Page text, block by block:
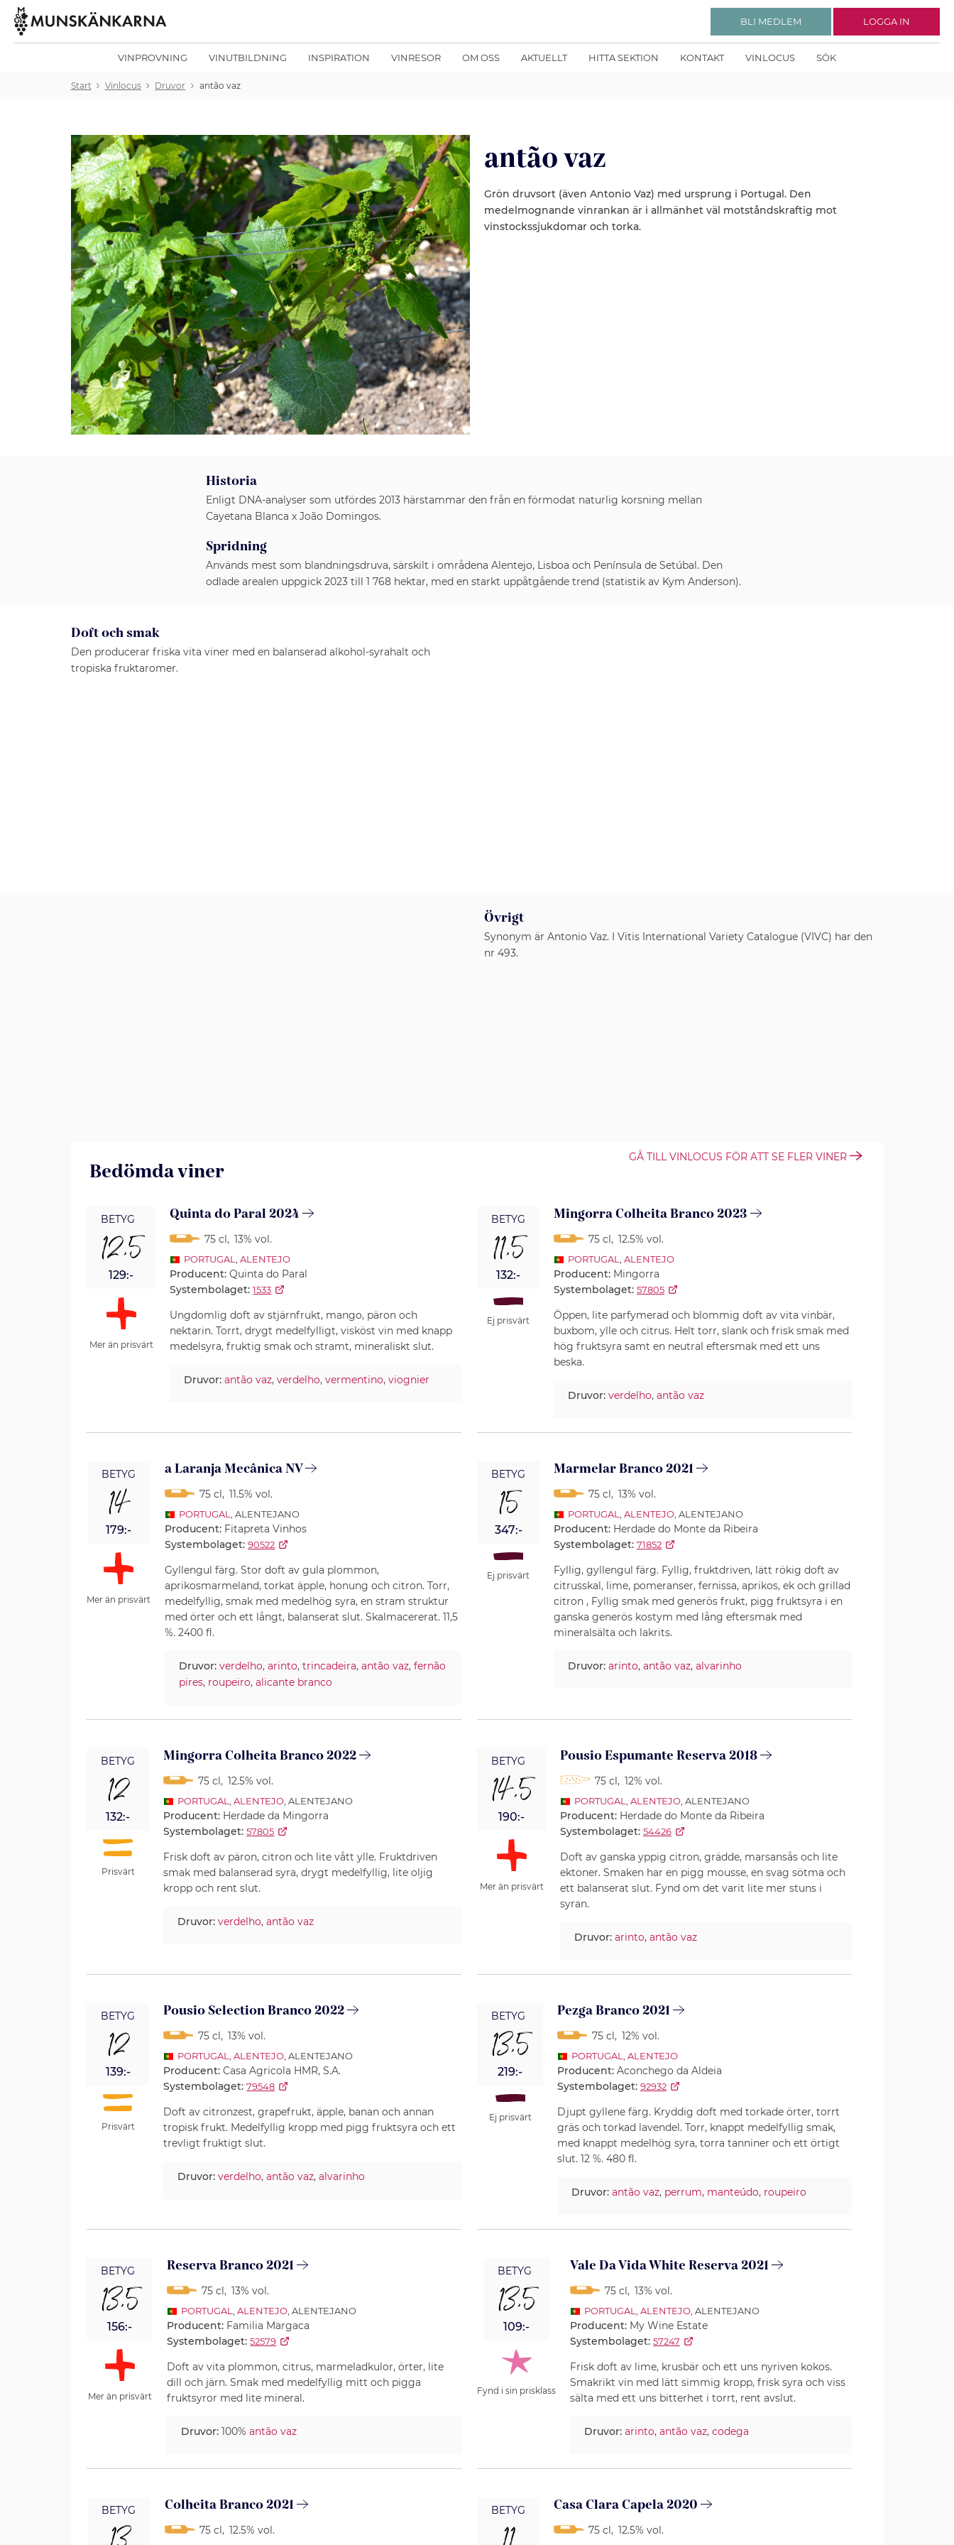
VINPROVNING VINUTBILDNING INSPIRATION VINRESOR OM OSS AKTUELLT HITTA SEKTION KONTAKT VINLOCUS SÖK
BLI MEDLEM LOGGA IN
Start Vinlocus Druvor antão vaz
antão vaz
Grön druvsort (även Antonio Vaz) med ursprung i Portugal. Den
medelmognande vinrankan är i allmänhet väl motståndskraftig mot
vinstockssjukdomar och torka.
Historia
Enligt DNA-analyser som utfördes 2013 härstammar den från en förmodat naturlig korsning mellan
Cayetana Blanca x João Domingos.
Spridning
Används mest som blandningsdruva, särskilt i områdena Alentejo, Lisboa och Península de Setúbal. Den
odlade arealen uppgick 2023 till 1 768 hektar, med en starkt uppåtgående trend (statistik av Kym Anderson).
Doft och smak
Den producerar friska vita viner med en balanserad alkohol-syrahalt och
tropiska fruktaromer.
Övrigt
Synonym är Antonio Vaz. I Vitis International Variety Catalogue (VIVC) har den
nr 493.
Bedömda viner
GÅ TILL VINLOCUS FÖR ATT SE FLER VINER
BETYG
12,5
129:-
Mer än prisvärt
Quinta do Paral 2024
75 cl, 13% vol.
PORTUGAL ,ALENTEJO
Producent:Quinta do Paral
Systembolaget: 1533
Ungdomlig doft av stjärnfrukt, mango, päron och
nektarin. Torrt, drygt medelfylligt, visköst vin med knapp
medelsyra, fruktig smak och stramt, mineraliskt slut.
Druvor: antão vaz,verdelho,vermentino,viognier
BETYG
11,5
132:-
Ej prisvärt
Mingorra Colheita Branco 2023
75 cl, 12.5% vol.
PORTUGAL ALENTEJO
Producent: Mingorra
Systembolaget: 57805
Öppen, lite parfymerad och blommig doft av vita vinbär,
buxbom, ylle och citrus. Helt torr, slank och frisk smak med
hög fruktsyra samt en neutral eftersmak med ett uns
beska.
Druvor: verdelho, antão vaz
BETYG
14
179:-
Mer än prisvärt
a Laranja Mecânica NV
75 cl, 11.5% vol.
PORTUGAL , ALENTEJANO
Producent: Fitapreta Vinhos
Systembolaget: 90522
Gyllengul färg. Stor doft av gula plommon,
aprikosmarmeland, torkat äpple, honung och citron. Torr,
medelfyllig, smak med medelhög syra, en stram struktur
med örter och ett långt, balanserat slut. Skalmacererat. 11,5
%. 2400 fl.
Druvor: verdelho,arinto,trincadeira,antão vaz,fernão
pires, roupeiro,alicante branco
BETYG
15
347:-
Ej prisvärt
Marmelar Branco 2021
75 cl, 13% vol.
PORTUGAL ALENTEJO, ALENTEJANO
Producent: Herdade do Monte da Ribeira
Systembolaget: 71852
Fyllig, gyllengul färg. Fyllig, fruktdriven, lätt rökig doft av
citrusskal, lime, pomeranser, fernissa, aprikos, ek och grillad
citron , Fyllig smak med generös frukt, pigg fruktsyra i en
ganska generös kostym med lång eftersmak med
mineralsälta och lakrits.
Druvor: arinto, antão vaz, alvarinho
BETYG
12
132:-
Prisvärt
Mingorra Colheita Branco 2022
75 cl, 12.5% vol.
PORTUGAL ,ALENTEJO , ALENTEJANO
Producent: Herdade da Mingorra
Systembolaget: 57805
Frisk doft av päron, citron och lite vått ylle. Fruktdriven
smak med balanserad syra, drygt medelfyllig, lite oljig
kropp och rent slut.
Druvor: verdelho,antão vaz
BETYG
14,5
190:-
Mer än prisvärt
Pousio Espumante Reserva 2018
75 cl, 12% vol.
PORTUGAL ALENTEJO, ALENTEJANO
Producent: Herdade do Monte da Ribeira
Systembolaget: 54426
Doft av ganska yppig citron, grädde, marsansås och lite
ektoner. Smaken har en pigg mousse, en svag sötma och
ett balanserat slut. Fynd om det varit lite mer stuns i
syran.
Druvor: arinto, antão vaz
BETYG
12
139:-
Prisvärt
Pousio Selection Branco 2022
75 cl, 13% vol.
PORTUGAL ,ALENTEJO , ALENTEJANO
Producent:Casa Agricola HMR, S.A.
Systembolaget: 79548
Doft av citronzest, grapefrukt, äpple, banan och annan
tropisk frukt. Medelfyllig kropp med pigg fruktsyra och ett
trevligt fruktigt slut.
Druvor: verdelho,antão vaz,alvarinho
BETYG
13,5
219:-
Ej prisvärt
Pezga Branco 2021
75 cl, 12% vol.
PORTUGAL ALENTEJO
Producent: Aconchego da Aldeia
Systembolaget: 92932
Djupt gyllene färg. Kryddig doft med torkade örter, torrt
gräs och torkad lavendel. Torr, knappt medelfyllig smak,
med knappt medelhög syra, torra tanniner och ett örtigt
slut. 12 %. 480 fl.
Druvor: antão vaz, perrum, manteúdo, roupeiro
BETYG
13,5
156:-
Mer än prisvärt
Reserva Branco 2021
75 cl, 13% vol.
PORTUGAL ,ALENTEJO , ALENTEJANO
Producent: Familia Margaca
Systembolaget: 52579
Doft av vita plommon, citrus, marmeladkulor, örter, lite
dill och järn. Smak med medelfyllig mitt och pigga
fruktsyror med lite mineral.
Druvor: 100%antão vaz
BETYG
13,5
109:-
Fynd i sin prisklass
Vale Da Vida White Reserva 2021
75 cl, 13% vol.
PORTUGAL ALENTEJO, ALENTEJANO
Producent: My Wine Estate
Systembolaget: 57247
Frisk doft av lime, krusbär och ett uns nyriven kokos.
Smakrikt vin med lätt simmig kropp, frisk syra och viss
sälta med ett uns bitterhet i torrt, rent avslut.
Druvor: arinto, antão vaz, codega
BETYG Colheita Branco 2021
75 cl, 12.5% vol.
BETYG Casa Clara Capela 2020
75 cl, 12.5% vol.